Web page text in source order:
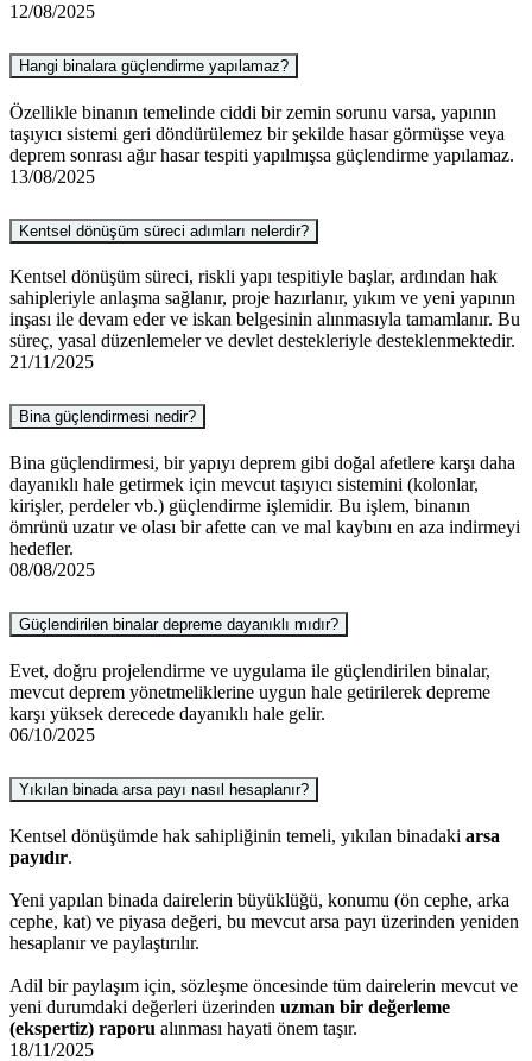
12/08/2025
Hangi binalara güçlendirme yapılamaz?
Özellikle binanın temelinde ciddi bir zemin sorunu varsa, yapının
taşıyıcı sistemi geri döndürülemez bir şekilde hasar görmüşse veya
deprem sonrası ağır hasar tespiti yapılmışsa güçlendirme yapılamaz.
13/08/2025
Kentsel dönüşüm süreci adımları nelerdir?
Kentsel dönüşüm süreci, riskli yapı tespitiyle başlar, ardından hak
sahipleriyle anlaşma sağlanır, proje hazırlanır, yıkım ve yeni yapının
inşası ile devam eder ve iskan belgesinin alınmasıyla tamamlanır. Bu
süreç, yasal düzenlemeler ve devlet destekleriyle desteklenmektedir.
21/11/2025
Bina güçlendirmesi nedir?
Bina güçlendirmesi, bir yapıyı deprem gibi doğal afetlere karşı daha
dayanıklı hale getirmek için mevcut taşıyıcı sistemini (kolonlar,
kirişler, perdeler vb.) güçlendirme işlemidir. Bu işlem, binanın
ömrünü uzatır ve olası bir afette can ve mal kaybını en aza indirmeyi
hedefler.
08/08/2025
Güçlendirilen binalar depreme dayanıklı mıdır?
Evet, doğru projelendirme ve uygulama ile güçlendirilen binalar,
mevcut deprem yönetmeliklerine uygun hale getirilerek depreme
karşı yüksek derecede dayanıklı hale gelir.
06/10/2025
Yıkılan binada arsa payı nasıl hesaplanır?
Kentsel dönüşümde hak sahipliğinin temeli, yıkılan binadaki arsa
payıdır.
Yeni yapılan binada dairelerin büyüklüğü, konumu (ön cephe, arka
cephe, kat) ve piyasa değeri, bu mevcut arsa payı üzerinden yeniden
hesaplanır ve paylaştırılır.
Adil bir paylaşım için, sözleşme öncesinde tüm dairelerin mevcut ve
yeni durumdaki değerleri üzerinden uzman bir değerleme
(ekspertiz) raporu alınması hayati önem taşır.
18/11/2025